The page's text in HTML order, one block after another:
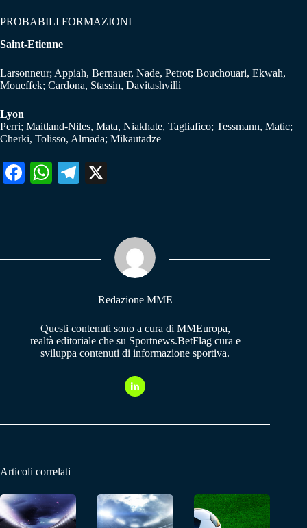
PROBABILI FORMAZIONI
Saint-Etienne
Larsonneur; Appiah, Bernauer, Nade, Petrot; Bouchouari, Ekwah,
Moueffek; Cardona, Stassin, Davitashvilli
Lyon
Perri; Maitland-Niles, Mata, Niakhate, Tagliafico; Tessmann, Matic;
Cherki, Tolisso, Almada; Mikautadze
Fa W
pp
Te
m
Redazione MME
Questi contenuti sono a cura di MMEuropa,
realtà editoriale che su Sportnews.BetFlag cura e
sviluppa contenuti di informazione sportiva.
Articoli correlati